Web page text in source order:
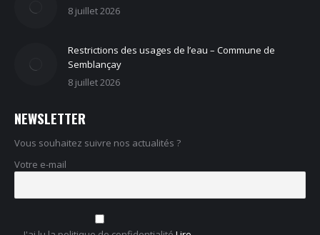
8 juillet 2026
Restrictions des usages de l’eau – Commune de
Semblançay
8 juillet 2026
NEWSLETTER
Vous souhaitez suivre nos actualités ?
Votre e-mail